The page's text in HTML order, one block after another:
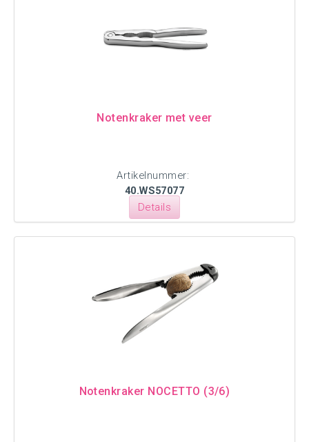
Notenkraker met veer
Artikelnummer:
40.WS57077
Details
Notenkraker NOCETTO (3/6)